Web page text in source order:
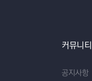
커뮤니티
공지사항